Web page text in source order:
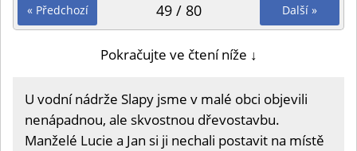
« Předchozí Další »
49 / 80
Pokračujte ve čtení níže ↓
U vodní nádrže Slapy jsme v malé obci objevili
nenápadnou, ale skvostnou dřevostavbu.
Manželé Lucie a Jan si ji nechali postavit na místě